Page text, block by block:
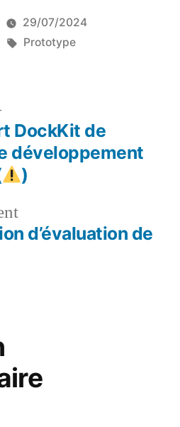
29/07/2024
Étiquettes :
Prototype
Article
précédent :
d’évaluation de
Article
suivant :
DockKit de
développement
)